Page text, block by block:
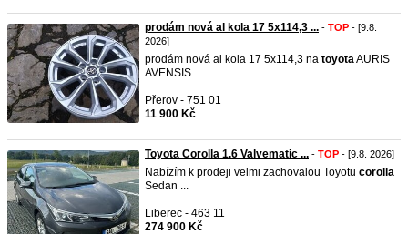
prodám nová al kola 17 5x114,3 ... - TOP - [9.8.
2026]
prodám nová al kola 17 5x114,3 na toyotaAURIS
AVENSIS ...
Přerov - 751 01
11 900 Kč
Toyota Corolla 1.6 Valvematic ... - TOP - [9.8. 2026]
Nabízím k prodeji velmi zachovalou Toyotu corolla
Sedan ...
Liberec - 463 11
274 900 Kč